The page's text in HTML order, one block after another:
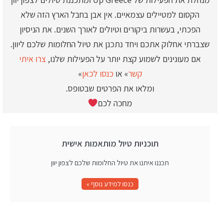
הקסום למטיילים עצמאיים. אין אבן בחבל הארץ הזה שלא
הפכתי, בעשרות ביקורים וטיולים לאורך השנים. את הניסיון
שצברתי אחלוק אתכם ויחד נתכנן את טיול החלומות שלכם ליוון.
אם מעונינים לשמוע קצת יותר על הפעילות שלנו, צרו איתי
קשר» או כנסו לכאן»
ומלאו את הפרטים שבטופס.
מחכה לכם
תוכניות טיול מותאמות אישית
תכננו איתנו את טיול החלומות שלכם לצפון יוון
כנסו למידע נוסף »